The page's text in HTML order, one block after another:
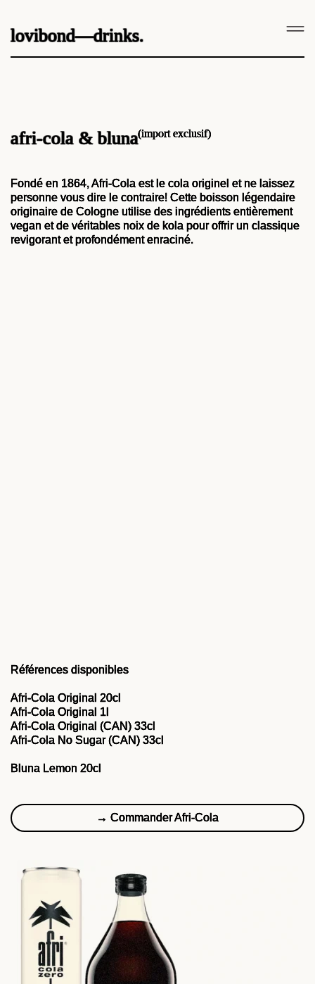
lovibond—drinks.
afri-cola & bluna(import exclusif)
Fondé en 1864, Afri-Cola est le cola originel et ne laissez
personne vous dire le contraire! Cette boisson légendaire
originaire de Cologne utilise des ingrédients entièrement
vegan et de véritables noix de kola pour offrir un classique
revigorant et profondément enraciné.
Références disponibles
Afri-Cola Original 20cl
Afri-Cola Original 1l
Afri-Cola Original (CAN) 33cl
Afri-Cola No Sugar (CAN) 33cl
Bluna Lemon 20cl
→ Commander Afri-Cola